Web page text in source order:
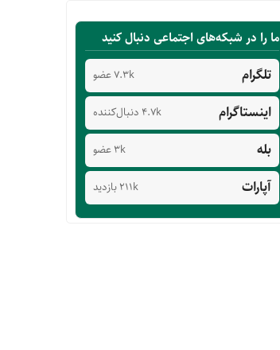
ما را در شبکه‌های اجتماعی دنبال کنید
تلگرام 7.3k عضو
اینستاگرام 4.7k دنبال‌کننده
بله 3k عضو
آپارات 211k بازدید